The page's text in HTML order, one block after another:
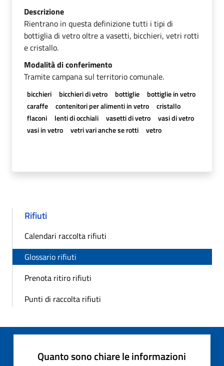
Descrizione
Rientrano in questa definizione tutti i tipi di
bottiglia di vetro oltre a vasetti, bicchieri, vetri rotti
e cristallo.
Modalità di conferimento
Tramite campana sul territorio comunale.
bicchieri bicchieri di vetro bottiglie
bottiglie in vetro
caraffe
contenitori per alimenti in vetro
cristallo
flaconi
lenti di occhiali vasetti di vetro
vasi di vetro
vasi in vetro
vetri vari anche se rotti vetro
Rifiuti
Calendari raccolta rifiuti
Glossario rifiuti
Prenota ritiro rifiuti
Punti di raccolta rifiuti
Quanto sono chiare le informazioni